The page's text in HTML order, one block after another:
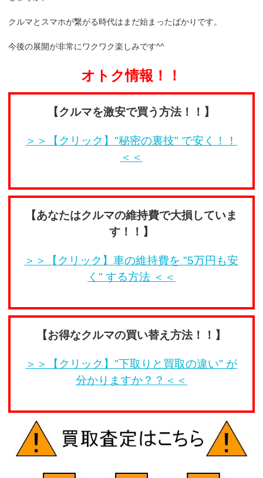
クルマとスマホが繋がる時代はまだ始まったばかりです。
今後の展開が非常にワクワク楽しみです^^
オトク情報！！
【クルマを激安で買う方法！！】
＞＞【クリック】"秘密の裏技" で安く！！
＜＜
【あなたはクルマの維持費で大損していま
す！！】
＞＞【クリック】車の維持費を "5万円も安
く" する方法 ＜＜
【お得なクルマの買い替え方法！！】
＞＞【クリック】"下取りと買取の違い" が
分かりますか？？＜＜